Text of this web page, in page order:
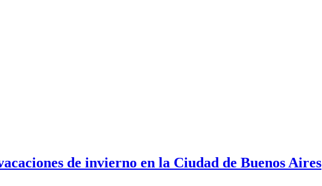
de invierno en la Ciudad de Buenos Aires